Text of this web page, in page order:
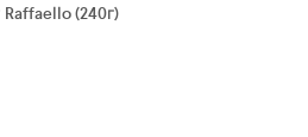
(240г)